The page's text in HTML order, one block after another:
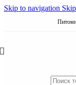
Skip to navigation